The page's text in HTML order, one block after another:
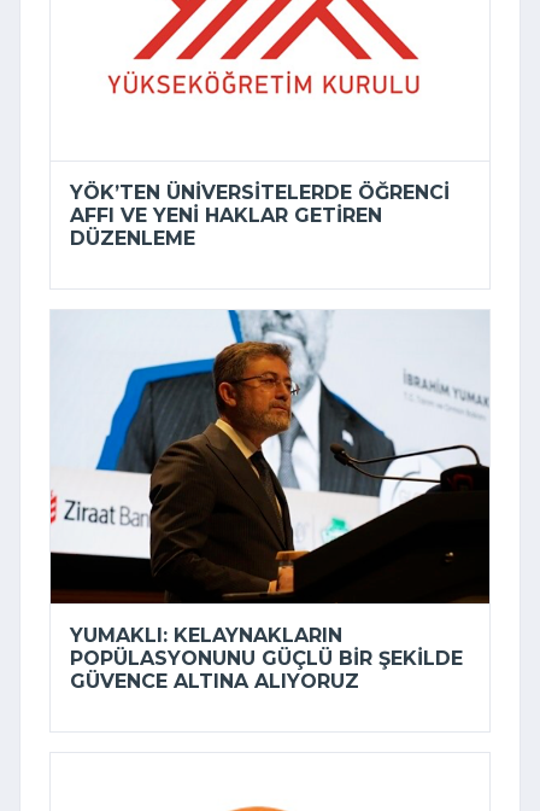
YÖK’TEN ÜNIVERSITELERDE ÖĞRENCI
AFFI VE YENI HAKLAR GETIREN
DÜZENLEME
YUMAKLI: KELAYNAKLARIN
POPÜLASYONUNU GÜÇLÜ BIR ŞEKILDE
GÜVENCE ALTINA ALIYORUZ